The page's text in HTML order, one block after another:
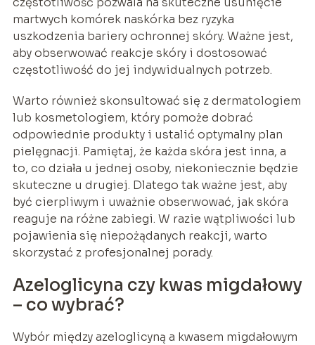
martwych komórek naskórka bez ryzyka
uszkodzenia bariery ochronnej skóry. Ważne jest,
aby obserwować reakcje skóry i dostosować
częstotliwość do jej indywidualnych potrzeb.
Warto również skonsultować się z dermatologiem
lub kosmetologiem, który pomoże dobrać
odpowiednie produkty i ustalić optymalny plan
pielęgnacji. Pamiętaj, że każda skóra jest inna, a
to, co działa u jednej osoby, niekoniecznie będzie
skuteczne u drugiej. Dlatego tak ważne jest, aby
być cierpliwym i uważnie obserwować, jak skóra
reaguje na różne zabiegi. W razie wątpliwości lub
pojawienia się niepożądanych reakcji, warto
skorzystać z profesjonalnej porady.
Azeloglicyna czy kwas migdałowy
– co wybrać?
Wybór między azeloglicyną a kwasem migdałowym